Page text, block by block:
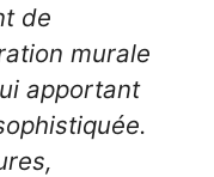
de
murale
apportant